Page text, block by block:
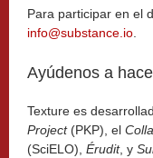
Para participar en el
info@substance.io
Ayúdenos a
Texture es
Project(PKP), el
(SciELO), Érudit, y